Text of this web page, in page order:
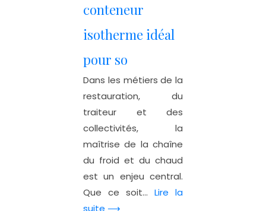
conteneur
isotherme idéal
pour so
Dans les métiers de la
restauration, du
traiteur et des
collectivités, la
maîtrise de la chaîne
du froid et du chaud
est un enjeu central.
Que ce soit... Lire la
suite ⟶